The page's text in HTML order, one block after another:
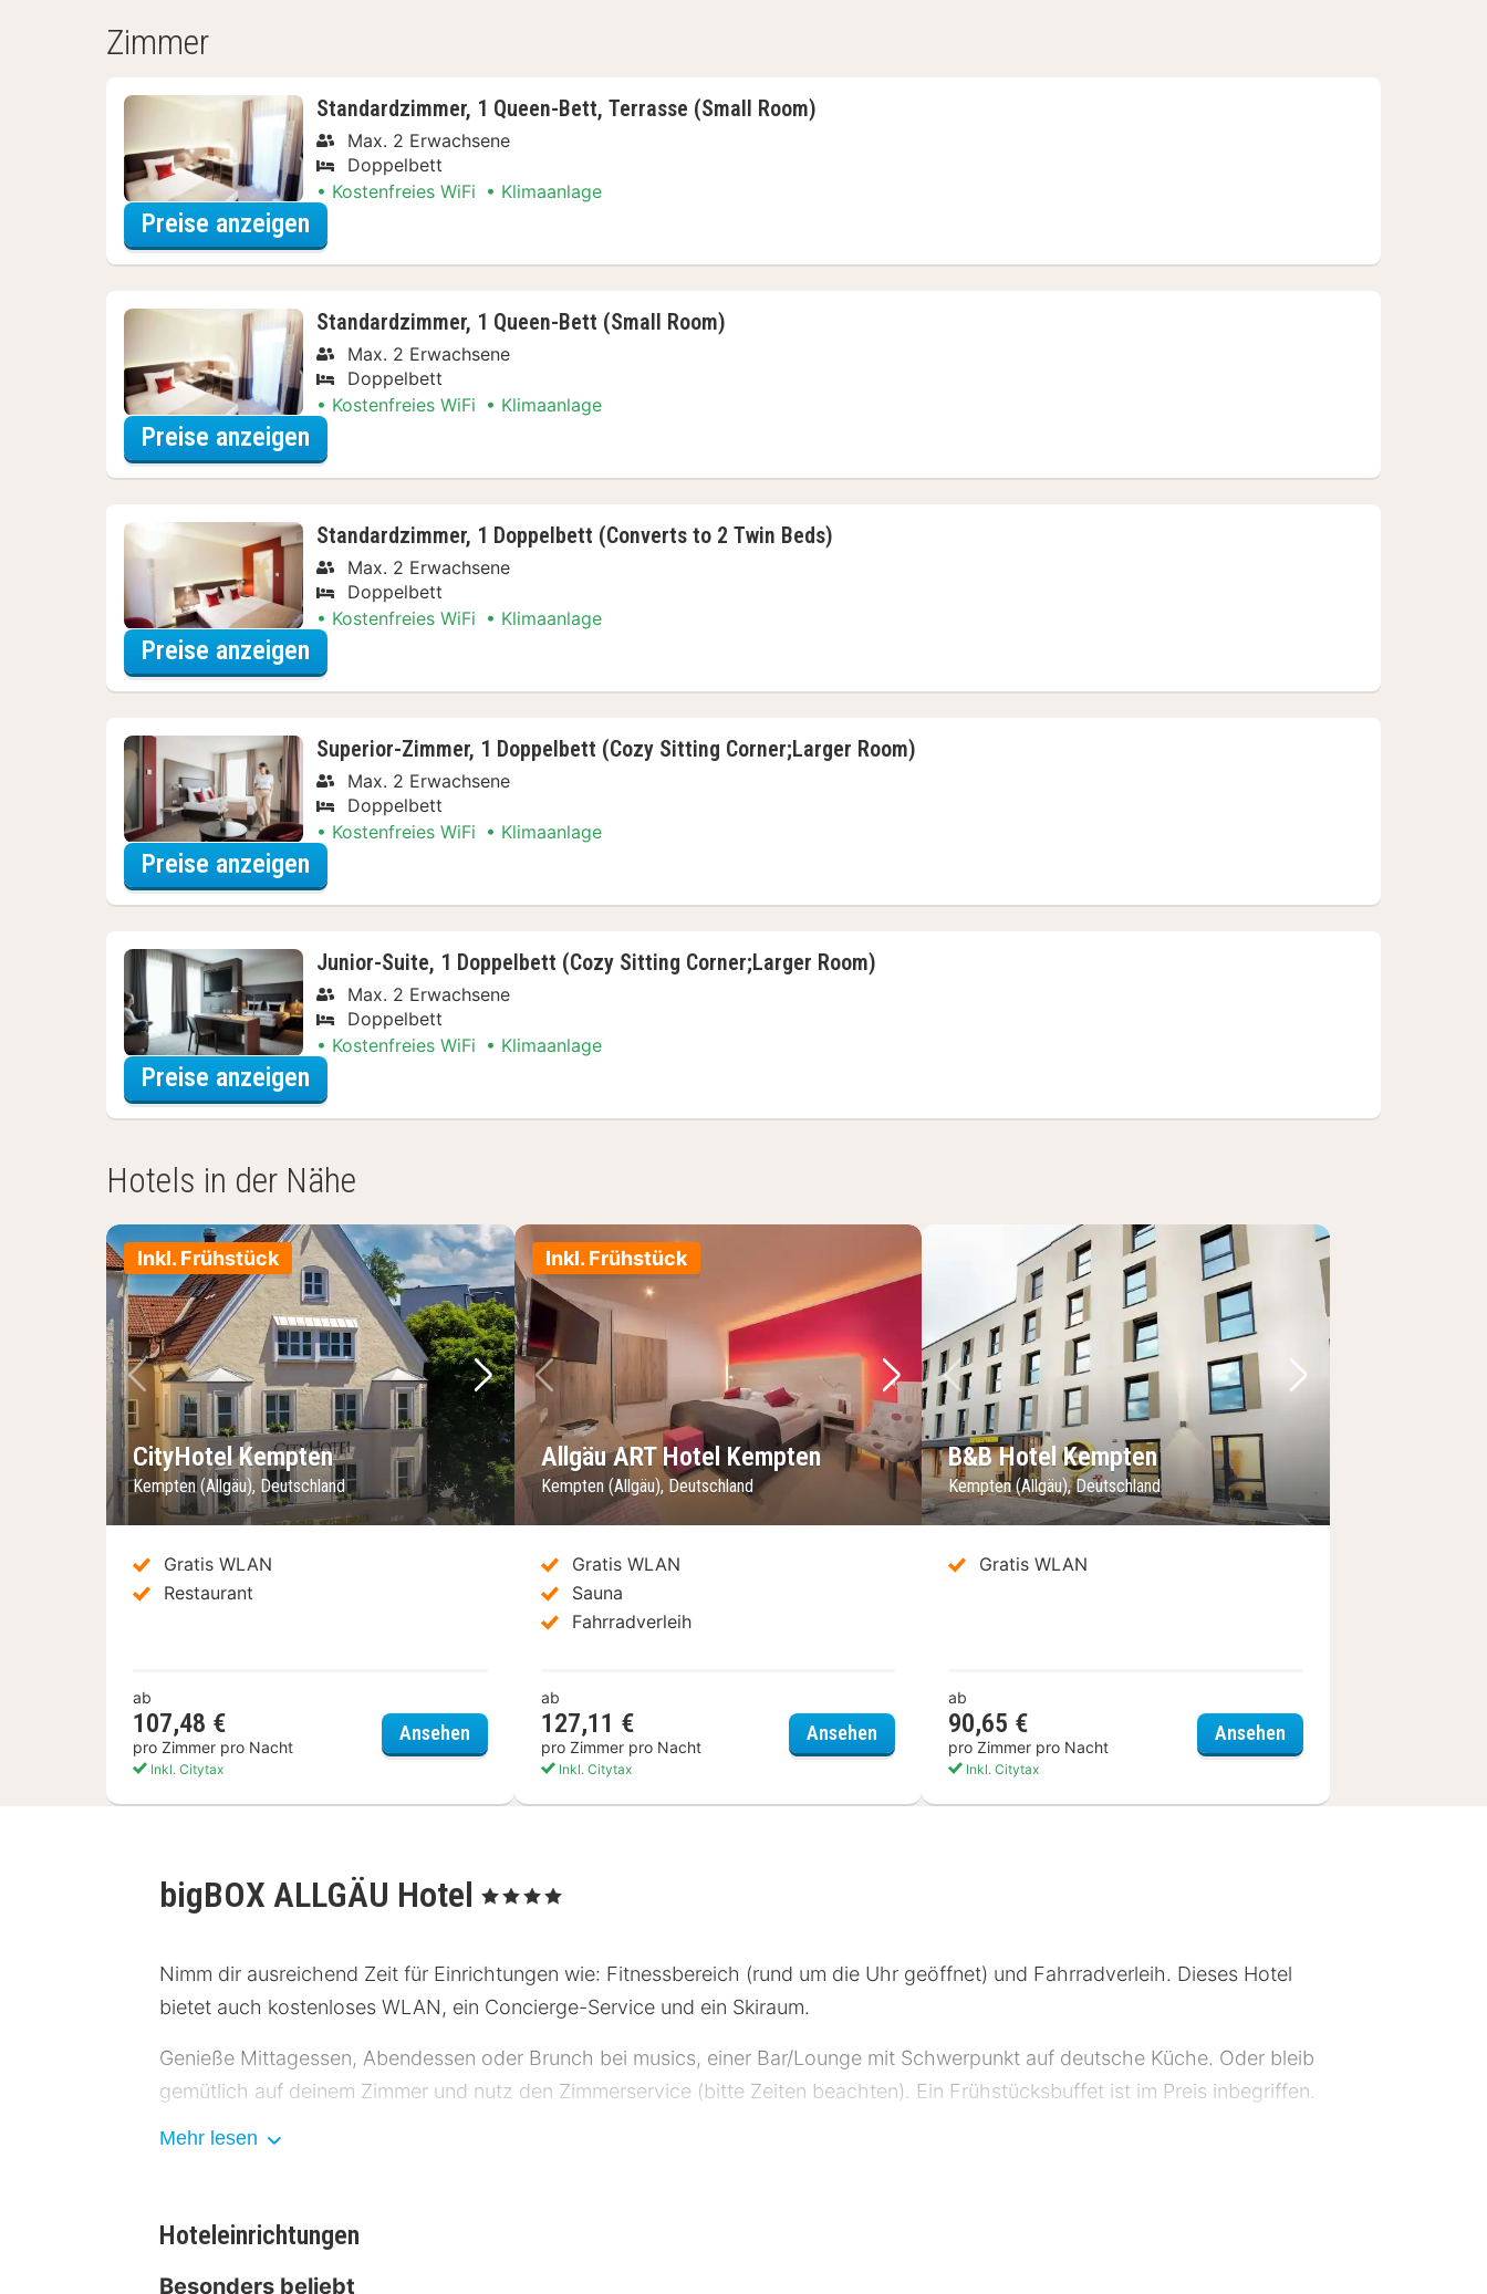
Zimmer
Standardzimmer, 1 Queen-Bett, Terrasse (Small Room)
Max. 2 Erwachsene
Doppelbett
Kostenfreies WiFi
Klimaanlage
Preise anzeigen
Standardzimmer, 1 Queen-Bett (Small Room)
Max. 2 Erwachsene
Doppelbett
Kostenfreies WiFi
Klimaanlage
Preise anzeigen
Standardzimmer, 1 Doppelbett (Converts to 2 Twin Beds)
Max. 2 Erwachsene
Doppelbett
Kostenfreies WiFi
Klimaanlage
Preise anzeigen
Superior-Zimmer, 1 Doppelbett (Cozy Sitting Corner;Larger Room)
Max. 2 Erwachsene
Doppelbett
Kostenfreies WiFi
Klimaanlage
Preise anzeigen
Junior-Suite, 1 Doppelbett (Cozy Sitting Corner;Larger Room)
Max. 2 Erwachsene
Doppelbett
Kostenfreies WiFi
Klimaanlage
Preise anzeigen
Hotels in der Nähe
Inkl. Frühstück
Vorheriges Bild
Nächstes Bild
CityHotel Kempten
Kempten (Allgäu), Deutschland
Gratis WLAN
Restaurant
ab
107,48 €
pro Zimmer pro Nacht
Inkl. Citytax
AnsehenCityHotel Kempten
Inkl. Frühstück
Vorheriges Bild
Nächstes Bild
Allgäu ART Hotel Kempten
Kempten (Allgäu), Deutschland
Gratis WLAN
Sauna
Fahrradverleih
ab
127,11 €
pro Zimmer pro Nacht
Inkl. Citytax
Ansehen Allgäu ART Hotel Kempten
Vorheriges Bild
Nächstes Bild
B&B Hotel Kempten
Kempten (Allgäu), Deutschland
Gratis WLAN
ab
90,65 €
pro Zimmer pro Nacht
Inkl. Citytax
AnsehenB&B Hotel Kempten
bigBOX ALLGÄU Hotel , 4 Sterne
Nimm dir ausreichend Zeit für Einrichtungen wie: Fitnessbereich (rund um die Uhr geöffnet) und Fahrradverleih. Dieses Hotel
bietet auch kostenloses WLAN, ein Concierge-Service und ein Skiraum.
Genieße Mittagessen, Abendessen oder Brunch bei musics, einer Bar/Lounge mit Schwerpunkt auf deutsche Küche. Oder bleib
gemütlich auf deinem Zimmer und nutz den Zimmerservice (bitte Zeiten beachten). Ein Frühstücksbuffet ist im Preis inbegriffen.
Die Hotelstars Union vergibt offiziell Sternebeurteilungen für Unterkünfte in diesem Land: Deutschland. Diese Unterkunft erhielt
Zum Angebot gehören ein Businesscenter, ein Express-Check-in und ein Express-Check-out. Für Veranstaltungen stehen
Mehr lesen
Hoteleinrichtungen
Besonders beliebt